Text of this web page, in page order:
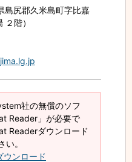
尻郡久米島町字比嘉
階）
社の無償のソフ
Reader」が必要で
Readerダウンロード
。
ンロード